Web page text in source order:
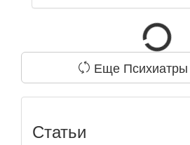
Еще
Статьи